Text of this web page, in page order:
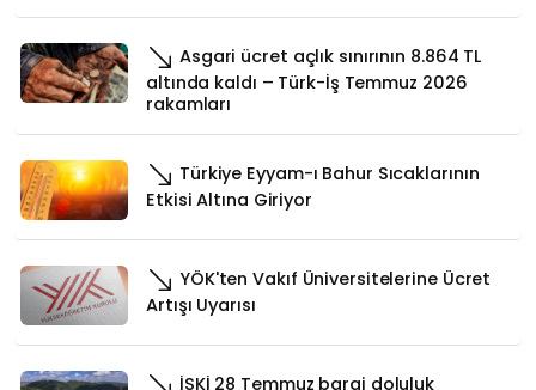
Asgari ücret açlık sınırının 8.864 TL
altında kaldı – Türk-İş Temmuz 2026
rakamları
Türkiye Eyyam-ı Bahur Sıcaklarının
Etkisi Altına Giriyor
YÖK'ten Vakıf Üniversitelerine Ücret
Artışı Uyarısı
İSKİ 28 Temmuz baraj doluluk